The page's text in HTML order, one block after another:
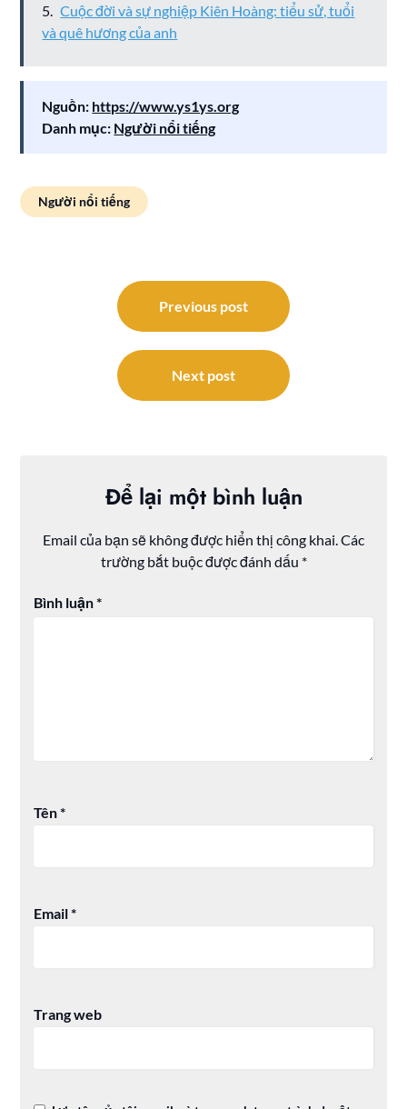
Cuộc đời và sự nghiệp Kiên Hoàng: tiểu sử, tuổi
và quê hương của anh
Nguồn: https://www.ys1ys.org
Danh mục: Người nổi tiếng
Người nổi tiếng
Previous post
Next post
Để lại một bình luận
Email của bạn sẽ không được hiển thị công khai. Các
trường bắt buộc được đánh dấu *
Bình luận*
Tên*
Email*
Trang web